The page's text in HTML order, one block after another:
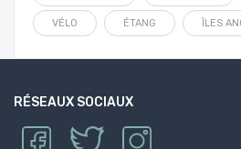
VÉLO ÉTANG ÎLES
RÉSEAUX SOCIAUX